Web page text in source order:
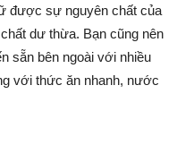
được sự nguyên chất của
dư thừa. Bạn cũng nên
sẵn bên ngoài với nhiều
với thức ăn nhanh, nước